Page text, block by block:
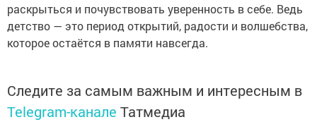
раскрыться и почувствовать уверенность в себе. Ведь
детство — это период открытий, радости и волшебства,
которое остаётся в памяти навсегда.
Следите за самым важным и интересным в
Telegram-канале Татмедиа